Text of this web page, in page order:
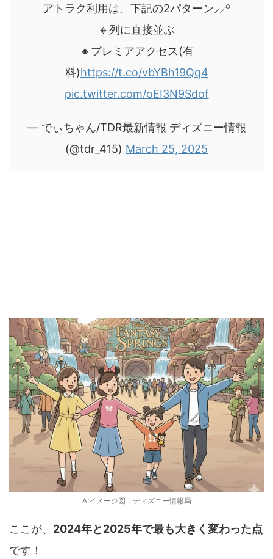
アトラク利用は、下記の2パターン⸝⸝꙳
🔸列に直接並ぶ
🔸プレミアアクセス(有
料)https://t.co/vbYBh19Qq4
pic.twitter.com/oEI3N9Sdof
— でぃちゃん/TDR最新情報 ディズニー情報
(@tdr_415) March 25, 2025
AIイメージ図：ディズニー情報局
ここが、 2024年と2025年で最も大きく変わった点
です！